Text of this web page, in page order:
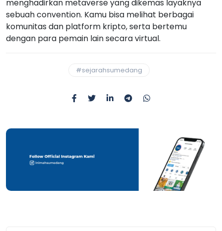
menghadirkan metaverse yang dikemas layaknya
sebuah convention. Kamu bisa melihat berbagai
komunitas dan platform kripto, serta bertemu
dengan para pemain lain secara virtual.
#sejarahsumedang